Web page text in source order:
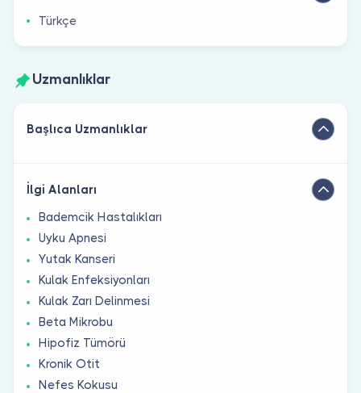
Türkçe
Uzmanlıklar
Başlıca Uzmanlıklar
İlgi Alanları
Bademcik Hastalıkları
Uyku Apnesi
Yutak Kanseri
Kulak Enfeksiyonları
Kulak Zarı Delinmesi
Beta Mikrobu
Hipofiz Tümörü
Kronik Otit
Nefes Kokusu